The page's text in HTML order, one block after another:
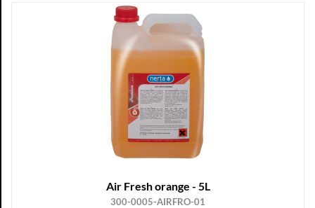
Air Fresh orange - 5L
300-0005-AIRFRO-01